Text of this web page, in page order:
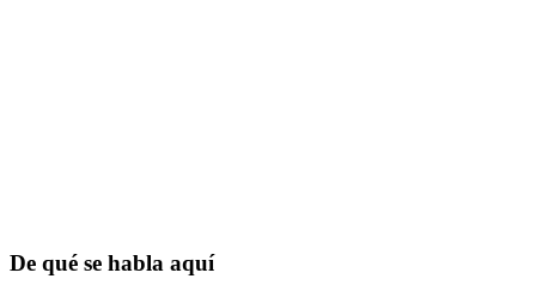
De qué se habla aquí